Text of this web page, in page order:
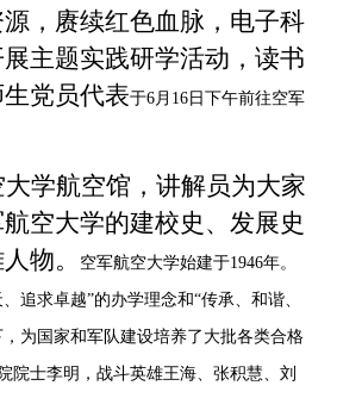
，赓续红色血脉 ， 电子科
主题实践研学活动，读书
生党员代表于6 月 16 日下午前往空军
学航空馆，讲解员为大家
空大学的建校史、发展史
物。
空军航空大学始建于1946年。
追求卓越”的办学理念和“传承、和谐、
为国家和军队建设培养了大批各类合格
院士李明，战斗英雄王海、张积慧、刘